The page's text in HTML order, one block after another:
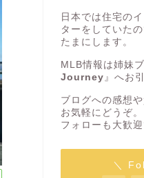
日本では住宅の
ターをしていた
たまにします。
MLB情報は姉妹
Journey 』へお
ブログへの感想
お気軽にどうぞ。
フォローも大歓迎
＼